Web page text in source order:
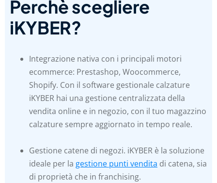
Perchè scegliere
iKYBER?
Integrazione nativa con i principali motori
ecommerce: Prestashop, Woocommerce,
Shopify. Con il software gestionale calzature
iKYBER hai una gestione centralizzata della
vendita online e in negozio, con il tuo magazzino
calzature sempre aggiornato in tempo reale.
Gestione catene di negozi. iKYBER è la soluzione
ideale per la gestione punti vendita di catena, sia
di proprietà che in franchising.